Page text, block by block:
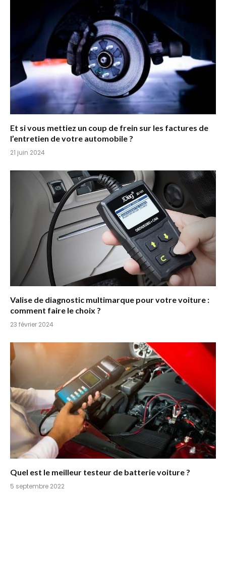
Et si vous mettiez un coup de frein sur les factures de
l’entretien de votre automobile ?
21 juin 2024
Valise de diagnostic multimarque pour votre voiture :
comment faire le choix ?
23 février 2024
Quel est le meilleur testeur de batterie voiture ?
5 septembre 2022